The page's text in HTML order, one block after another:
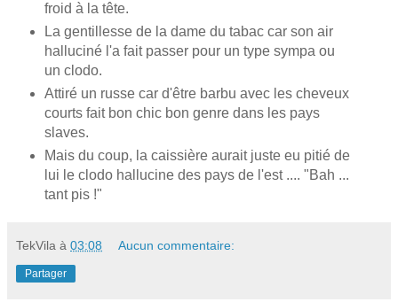
froid à la tête.
La gentillesse de la dame du tabac car son air
halluciné l'a fait passer pour un type sympa ou
un clodo.
Attiré un russe car d'être barbu avec les cheveux
courts fait bon chic bon genre dans les pays
slaves.
Mais du coup, la caissière aurait juste eu pitié de
lui le clodo hallucine des pays de l'est .... "Bah ...
tant pis !"
TekVila à 03:08 Aucun commentaire:
Partager